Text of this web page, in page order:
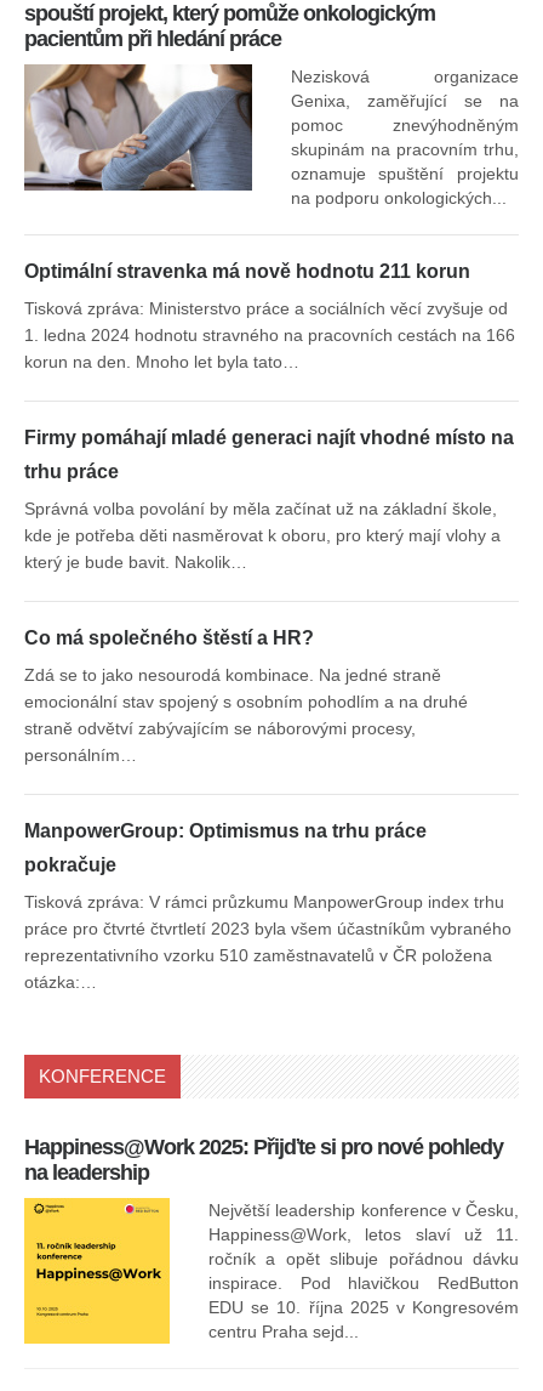
spouští projekt, který pomůže onkologickým
pacientům při hledání práce
Nezisková organizace
Genixa, zaměřující se na
pomoc znevýhodněným
skupinám na pracovním trhu,
oznamuje spuštění projektu
na podporu onkologických...
Optimální stravenka má nově hodnotu 211 korun
Tisková zpráva: Ministerstvo práce a sociálních věcí zvyšuje od
1. ledna 2024 hodnotu stravného na pracovních cestách na 166
korun na den. Mnoho let byla tato…
Firmy pomáhají mladé generaci najít vhodné místo na
trhu práce
Správná volba povolání by měla začínat už na základní škole,
kde je potřeba děti nasměrovat k oboru, pro který mají vlohy a
který je bude bavit. Nakolik…
Co má společného štěstí a HR?
Zdá se to jako nesourodá kombinace. Na jedné straně
emocionální stav spojený s osobním pohodlím a na druhé
straně odvětví zabývajícím se náborovými procesy,
personálním…
ManpowerGroup: Optimismus na trhu práce
pokračuje
Tisková zpráva: V rámci průzkumu ManpowerGroup index trhu
práce pro čtvrté čtvrtletí 2023 byla všem účastníkům vybraného
reprezentativního vzorku 510 zaměstnavatelů v ČR položena
otázka:…
KONFERENCE
Happiness@Work 2025: Přijďte si pro nové pohledy
na leadership
Největší leadership konference v Česku,
Happiness@Work, letos slaví už 11.
ročník a opět slibuje pořádnou dávku
inspirace. Pod hlavičkou RedButton
EDU se 10. října 2025 v Kongresovém
centru Praha sejd...